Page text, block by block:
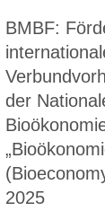
BMBF:
der
2025